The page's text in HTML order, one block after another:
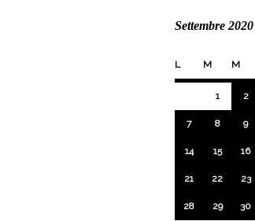
Settembre 2020
L M M
1 2
7 8 9
14 15 16
21 22 23
28 29
30